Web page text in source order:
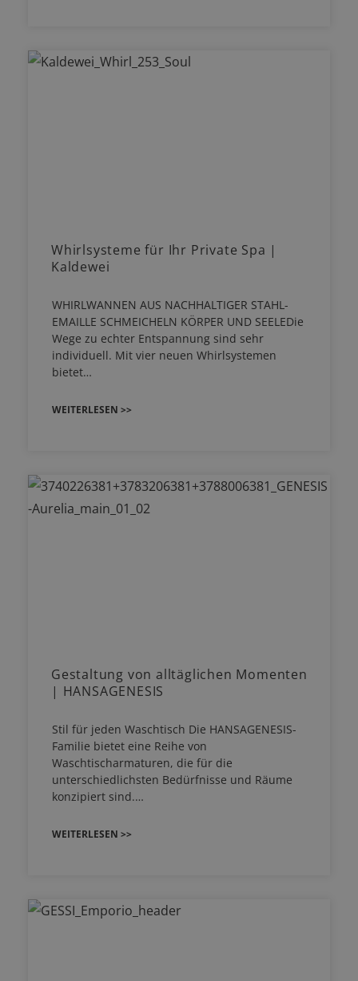
Whirlsysteme für Ihr Private Spa |
Kaldewei
WHIRLWANNEN AUS NACHHALTIGER STAHL-
EMAILLE SCHMEICHELN KÖRPER UND SEELEDie
Wege zu echter Entspannung sind sehr
individuell. Mit vier neuen Whirlsystemen
bietet…
WEITERLESEN >>
Gestaltung von alltäglichen Momenten
| HANSAGENESIS
Stil für jeden Waschtisch Die HANSAGENESIS-
Familie bietet eine Reihe von
Waschtischarmaturen, die für die
unterschiedlichsten Bedürfnisse und Räume
konzipiert sind.…
WEITERLESEN >>